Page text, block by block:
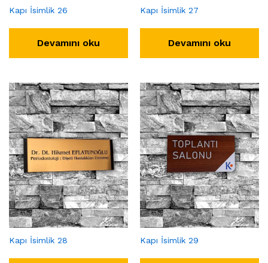
Kapı İsimlik 26
Devamını oku
Kapı İsimlik 27
Devamını oku
Kapı İsimlik 28 Kapı İsimlik 29